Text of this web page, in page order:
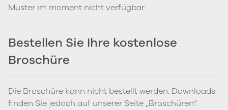
Muster im moment nicht verfügbar
Bestellen Sie Ihre kostenlose
Broschüre
Die Broschüre kann nicht bestellt werden. Downloads
finden Sie jedoch auf unserer Seite „Broschüren“.